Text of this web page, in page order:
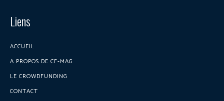
Liens
ACCUEIL
A PROPOS DE CF-MAG
LE CROWDFUNDING
CONTACT